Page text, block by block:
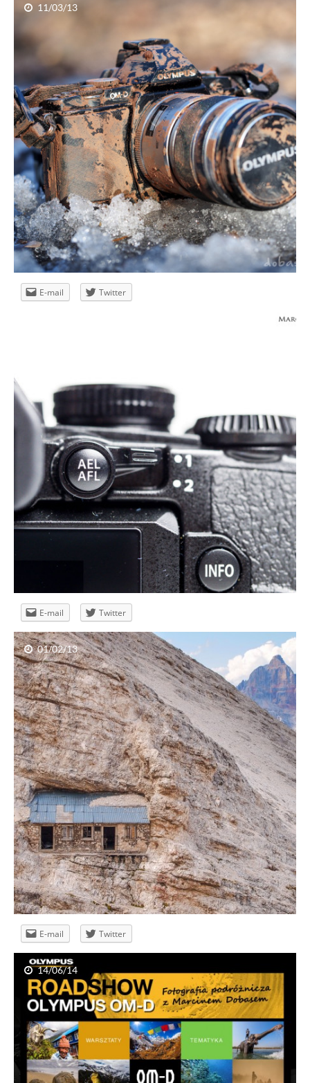
E-mail Twitter
11/03/13
OM-D E-M1 Test i wrażenia
E-mail Twitter
Memorial Maria Luisa 2012
E-mail Twitter
01/02/13
Bezpłatne warsztaty
14/06/14